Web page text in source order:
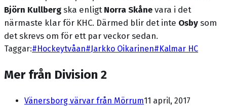
Björn Kullberg ska enligt Norra Skåne vara i det
närmaste klar för KHC. Därmed blir det inte Osby som
det skrevs om för ett par veckor sedan.
Taggar:#Hockeytvåan#Jarkko Oikarinen#Kalmar HC
Mer från Division 2
Vänersborg värvar från Mörrum11 april, 2017